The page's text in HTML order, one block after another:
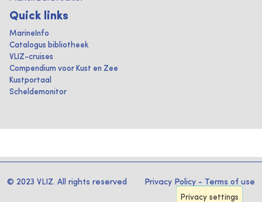
Quick links
MarineInfo
Catalogus bibliotheek
VLIZ-cruises
Compendium voor Kust en Zee
Kustportaal
Scheldemonitor
© 2023 VLIZ. All rights reserved Privacy Policy - Terms of use
Privacy settings